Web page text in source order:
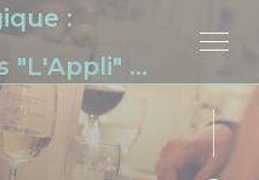
cookies
:
et "Vin/20"